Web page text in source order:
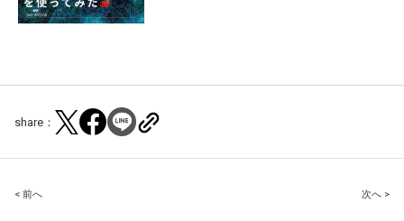
share：
Post
< 前へ 次へ >